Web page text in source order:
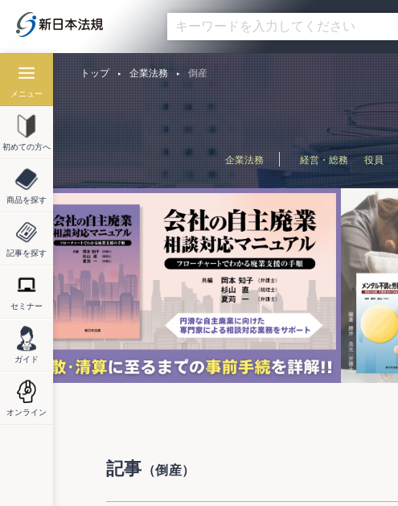
メニュー
初めての方へ
商品を探す
記事を探す
セミナー
ガイド
オンライン
企業法務 経営・総務 役員
トップ 企業法務 倒産
記事 （倒産）